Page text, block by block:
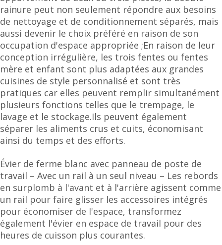
rainure peut non seulement répondre aux besoins
de nettoyage et de conditionnement séparés, mais
aussi devenir le choix préféré en raison de son
occupation d'espace appropriée ;En raison de leur
conception irrégulière, les trois fentes ou fentes
mère et enfant sont plus adaptées aux grandes
cuisines de style personnalisé et sont très
pratiques car elles peuvent remplir simultanément
plusieurs fonctions telles que le trempage, le
lavage et le stockage.Ils peuvent également
séparer les aliments crus et cuits, économisant
ainsi du temps et des efforts.
Évier de ferme blanc avec panneau de poste de
travail – Avec un rail à un seul niveau – Les rebords
en surplomb à l'avant et à l'arrière agissent comme
un rail pour faire glisser les accessoires intégrés
pour économiser de l'espace, transformez
également l'évier en espace de travail pour des
heures de cuisson plus courantes.